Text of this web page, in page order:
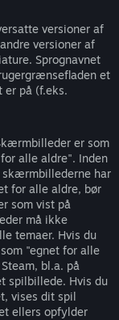
versioner af
versioner af
Sprognavnet
et
på (f.eks.
er som
alle aldre". Inden
skærmbillederne har
for alle aldre, bør
som vist på
må ikke
temaer. Hvis du
"egnet for alle
bl.a. på
spilbillede. Hvis du
vises dit spil
ellers opfylder